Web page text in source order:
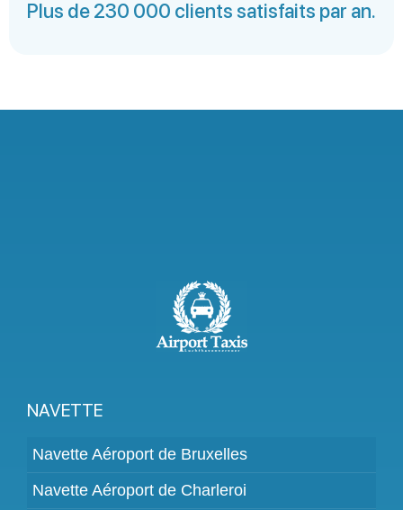
Plus de 230 000 clients satisfaits par an.
NAVETTE
Navette Aéroport de Bruxelles
Navette Aéroport de Charleroi